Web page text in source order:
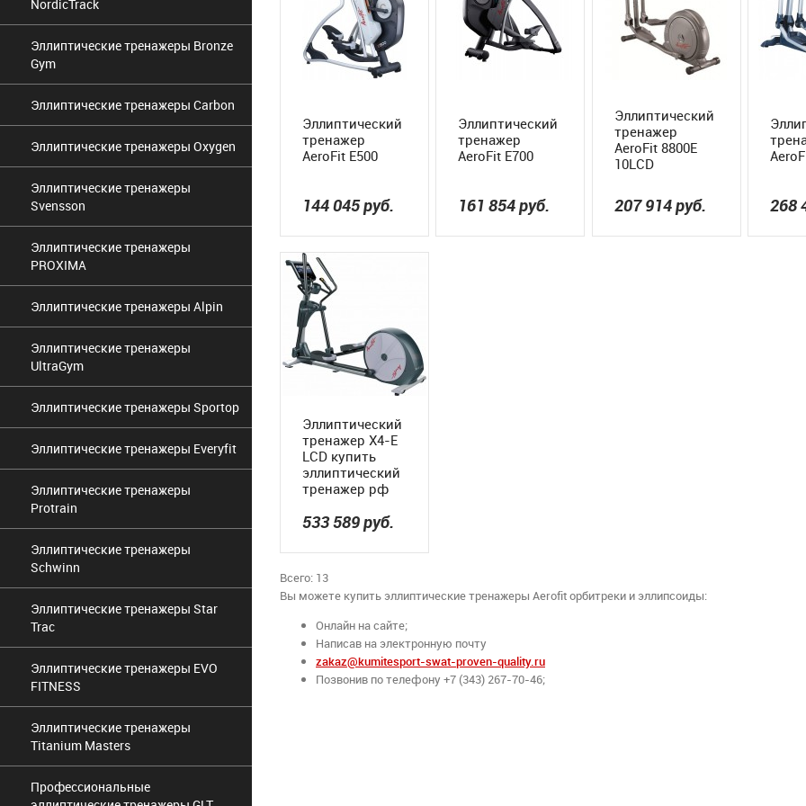
NordicTrack
Эллиптические тренажеры Bronze
Gym
Эллиптические тренажеры Carbon
Эллиптические тренажеры Oxygen
Эллиптические тренажеры
Svensson
Эллиптические тренажеры
PROXIMA
Эллиптические тренажеры Alpin
Эллиптические тренажеры
UltraGym
Эллиптические тренажеры Sportop
Эллиптические тренажеры Everyfit
Эллиптические тренажеры
Protrain
Эллиптические тренажеры
Schwinn
Эллиптические тренажеры Star
Trac
Эллиптические тренажеры EVO
FITNESS
Эллиптические тренажеры
Titanium Masters
Профессиональные
Эллиптический
тренажер
AeroFit E500
144 045руб.
Эллиптический
тренажер
AeroFit E700
161 854руб.
Эллиптический
тренажер
AeroFit 8800E
10LCD
207 914руб. 268
Эллиптический
тренажер X4-E
LCD купить
эллиптический
тренажер рф
533 589руб.
Всего: 13
Вы можете купить эллиптические тренажеры Aerofit орбитреки и эллипсоиды:
Онлайн на сайте;
Написав на электронную почту
zakaz@kumitesport-swat-proven-quality.ru
Позвонив по телефону +7 (343) 267-70-46;